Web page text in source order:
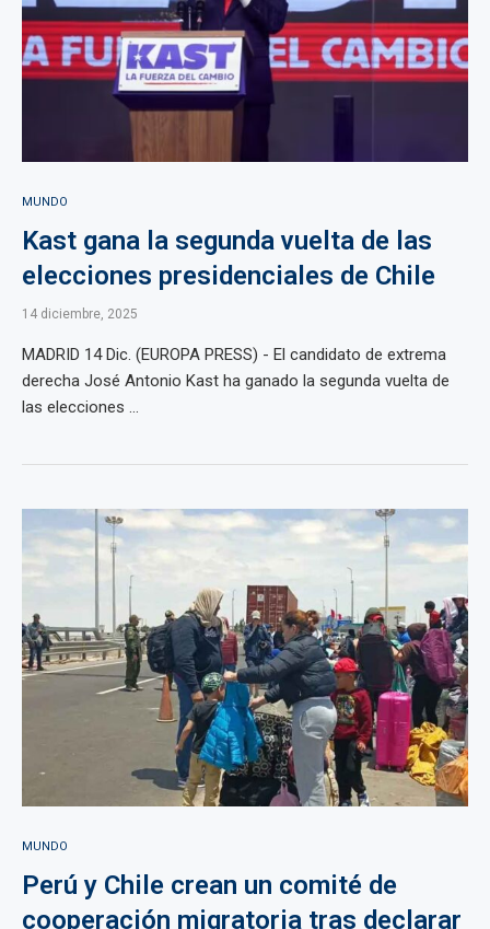
MUNDO
Kast gana la segunda vuelta de las
elecciones presidenciales de Chile
14 diciembre, 2025
MADRID 14 Dic. (EUROPA PRESS) - El candidato de extrema
derecha José Antonio Kast ha ganado la segunda vuelta de
las elecciones ...
MUNDO
Perú y Chile crean un comité de
cooperación migratoria tras declarar